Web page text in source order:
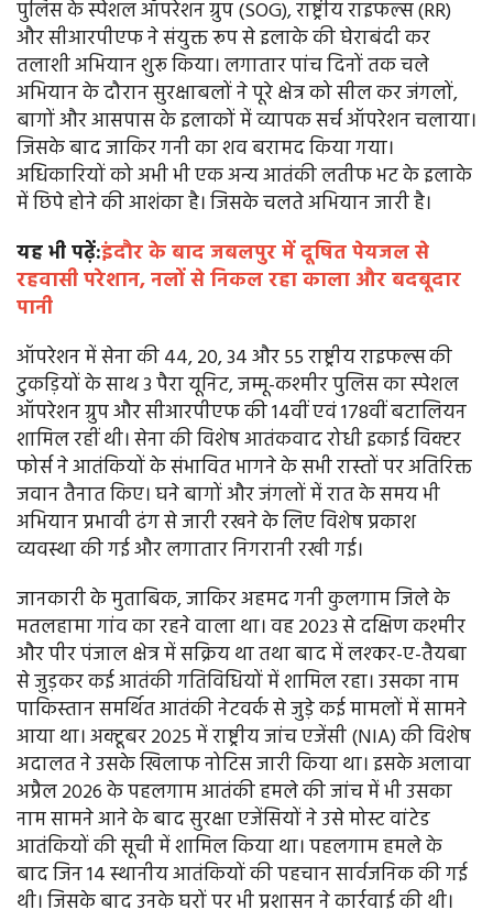
पुलिस के स्पेशल ऑपरेशन ग्रुप (SOG), राष्ट्रीय राइफल्स (RR)
और सीआरपीएफ ने संयुक्त रूप से इलाके की घेराबंदी कर
तलाशी अभियान शुरू किया। लगातार पांच दिनों तक चले
अभियान के दौरान सुरक्षाबलों ने पूरे क्षेत्र को सील कर जंगलों,
बागों और आसपास के इलाकों में व्यापक सर्च ऑपरेशन चलाया।
जिसके बाद जाकिर गनी का शव बरामद किया गया।
अधिकारियों को अभी भी एक अन्य आतंकी लतीफ भट के इलाके
में छिपे होने की आशंका है। जिसके चलते अभियान जारी है।
यह भी पढ़ें:इंदौर के बाद जबलपुर में दूषित पेयजल से
रहवासी परेशान, नलों से निकल रहा काला और बदबूदार
पानी
ऑपरेशन में सेना की 44, 20, 34 और 55 राष्ट्रीय राइफल्स की
टुकड़ियों के साथ 3 पैरा यूनिट, जम्मू-कश्मीर पुलिस का स्पेशल
ऑपरेशन ग्रुप और सीआरपीएफ की 14वीं एवं 178वीं बटालियन
शामिल रहीं थी। सेना की विशेष आतंकवाद रोधी इकाई विक्टर
फोर्स ने आतंकियों के संभावित भागने के सभी रास्तों पर अतिरिक्त
जवान तैनात किए। घने बागों और जंगलों में रात के समय भी
अभियान प्रभावी ढंग से जारी रखने के लिए विशेष प्रकाश
व्यवस्था की गई और लगातार निगरानी रखी गई।
जानकारी के मुताबिक, जाकिर अहमद गनी कुलगाम जिले के
मतलहामा गांव का रहने वाला था। वह 2023 से दक्षिण कश्मीर
और पीर पंजाल क्षेत्र में सक्रिय था तथा बाद में लश्कर-ए-तैयबा
से जुड़कर कई आतंकी गतिविधियों में शामिल रहा। उसका नाम
पाकिस्तान समर्थित आतंकी नेटवर्क से जुड़े कई मामलों में सामने
आया था। अक्टूबर 2025 में राष्ट्रीय जांच एजेंसी (NIA) की विशेष
अदालत ने उसके खिलाफ नोटिस जारी किया था। इसके अलावा
अप्रैल 2026 के पहलगाम आतंकी हमले की जांच में भी उसका
नाम सामने आने के बाद सुरक्षा एजेंसियों ने उसे मोस्ट वांटेड
आतंकियों की सूची में शामिल किया था। पहलगाम हमले के
बाद जिन 14 स्थानीय आतंकियों की पहचान सार्वजनिक की गई
थी। जिसके बाद उनके घरों पर भी प्रशासन ने कार्रवाई की थी।